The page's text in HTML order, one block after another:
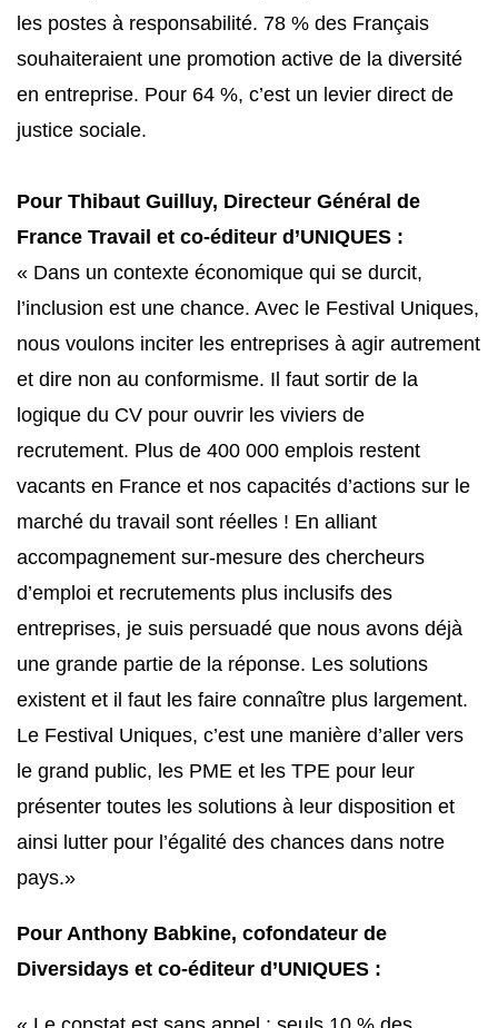
les postes à responsabilité. 78 % des Français
souhaiteraient une promotion active de la diversité
en entreprise. Pour 64 %, c’est un levier direct de
justice sociale.
Pour Thibaut Guilluy, Directeur Général de
France Travail et co-éditeur d’UNIQUES :
« Dans un contexte économique qui se durcit,
l’inclusion est une chance. Avec le Festival Uniques,
nous voulons inciter les entreprises à agir autrement
et dire non au conformisme. Il faut sortir de la
logique du CV pour ouvrir les viviers de
recrutement. Plus de 400 000 emplois restent
vacants en France et nos capacités d’actions sur le
marché du travail sont réelles ! En alliant
accompagnement sur-mesure des chercheurs
d’emploi et recrutements plus inclusifs des
entreprises, je suis persuadé que nous avons déjà
une grande partie de la réponse. Les solutions
existent et il faut les faire connaître plus largement.
Le Festival Uniques, c’est une manière d’aller vers
le grand public, les PME et les TPE pour leur
présenter toutes les solutions à leur disposition et
ainsi lutter pour l’égalité des chances dans notre
pays.»
Pour Anthony Babkine, cofondateur de
Diversidays et co-éditeur d’UNIQUES :